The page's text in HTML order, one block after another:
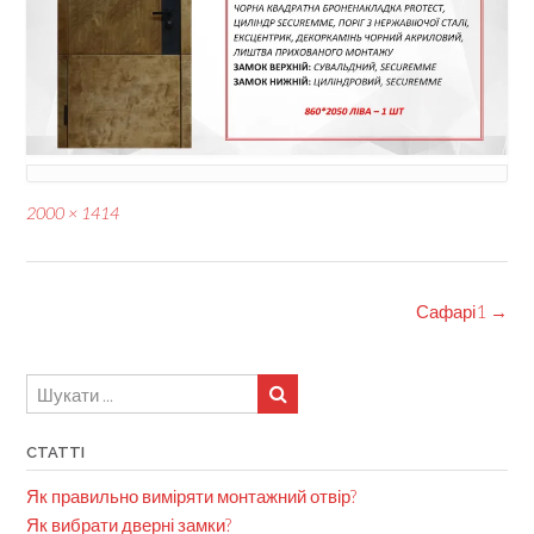
Full
2000 × 1414
Сафарі1 →
СТАТТІ
Як правильно виміряти монтажний отвір?
Як вибрати дверні замки?